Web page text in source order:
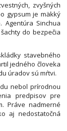
zvyšných
gypsum je mäkký
Sinchua
do bezpečia
stavebného
jedného človeka
úradov sú mŕtvi.
nebol prírodnou
predpisov pre
Práve nadmerné
aj nedostatočná